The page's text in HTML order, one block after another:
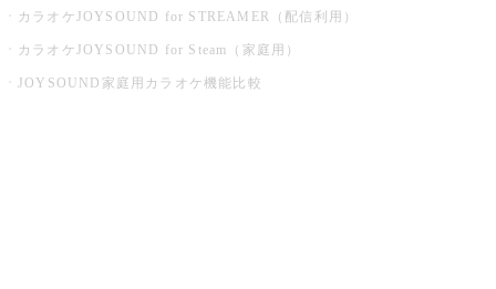
カラオケJOYSOUND for STREAMER（配信利用）
カラオケJOYSOUND for Steam（家庭用）
JOYSOUND家庭用カラオケ機能比較